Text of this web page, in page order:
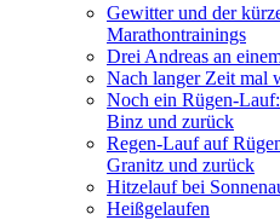
Gewitter und der
Marathontrainings
Drei Andreas an
Nach langer Zeit mal
Noch ein Rügen-
Binz und zurück
Regen-Lauf auf
Granitz und zurück
Hitzelauf bei
Heißgelaufen